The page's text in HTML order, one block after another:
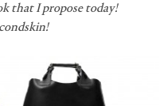
that I propose today!